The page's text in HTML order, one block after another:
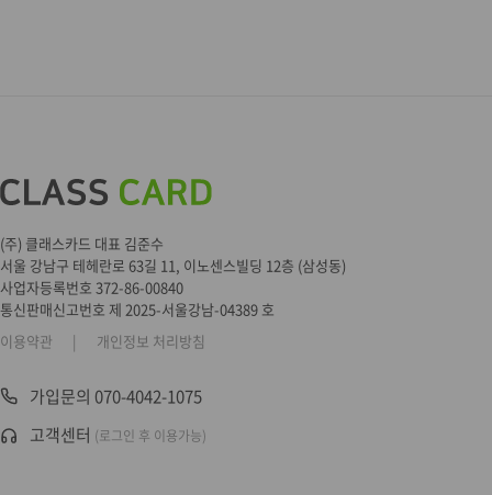
(주) 클래스카드 대표 김준수
서울 강남구 테헤란로 63길 11, 이노센스빌딩 12층 (삼성동)
사업자등록번호 372-86-00840
통신판매신고번호 제 2025-서울강남-04389 호
이용약관
| 개인정보 처리방침
가입문의 070-4042-1075
고객센터 (로그인 후 이용가능)